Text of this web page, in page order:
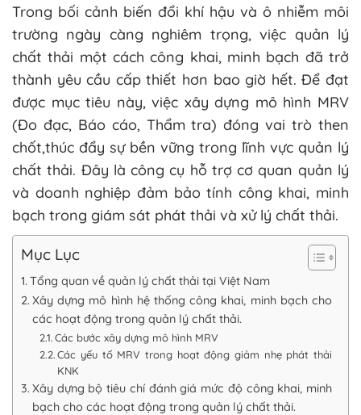
Trong bối cảnh biến đổi khí hậu và ô nhiễm môi
trường ngày càng nghiêm trọng, việc quản lý
chất thải một cách công khai, minh bạch đã trở
thành yêu cầu cấp thiết hơn bao giờ hết. Để đạt
được mục tiêu này, việc xây dựng mô hình MRV
(Đo đạc, Báo cáo, Thẩm tra) đóng vai trò then
chốt,thúc đẩy sự bền vững trong lĩnh vực quản lý
chất thải. Đây là công cụ hỗ trợ cơ quan quản lý
và doanh nghiệp đảm bảo tính công khai, minh
bạch trong giám sát phát thải và xử lý chất thải.
Mục Lục
Tổng quan về quản lý chất thải tại Việt Nam
Xây dựng mô hình hệ thống công khai, minh bạch cho
các hoạt động trong quản lý chất thải.
Các bước xây dựng mô hình MRV
Các yếu tố MRV trong hoạt động giảm nhẹ phát thải
KNK
Xây dựng bộ tiêu chí đánh giá mức độ công khai, minh
bạch cho các hoạt động trong quản lý chất thải.